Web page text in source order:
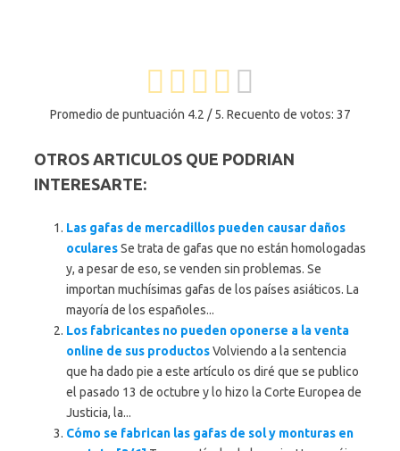
Promedio de puntuación 4.2 / 5. Recuento de votos: 37
OTROS ARTICULOS QUE PODRIAN
INTERESARTE:
Las gafas de mercadillos pueden causar daños
ocularesSe trata de gafas que no están homologadas
y, a pesar de eso, se venden sin problemas. Se
importan muchísimas gafas de los países asiáticos. La
mayoría de los españoles...
Los fabricantes no pueden oponerse a la venta
online de sus productosVolviendo a la sentencia
que ha dado pie a este artículo os diré que se publico
el pasado 13 de octubre y lo hizo la Corte Europea de
Justicia, la...
Cómo se fabrican las gafas de sol y monturas en